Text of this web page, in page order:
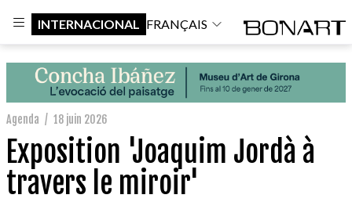
INTERNACIONAL FRANÇAIS
Agenda / 18 juin 2026
Exposition 'Joaquim Jordà à
travers le miroir'